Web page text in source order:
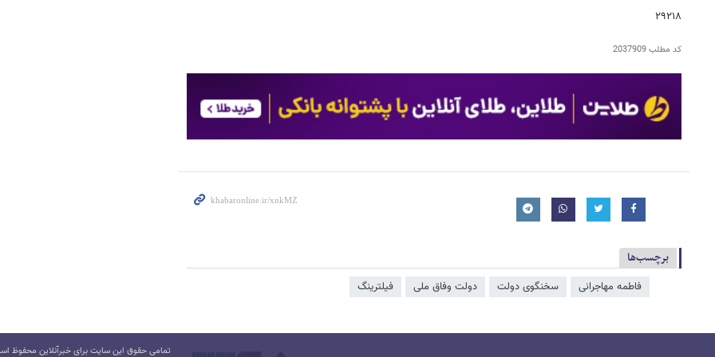
۲۹۲۱۸
کد مطلب2037909
برچسب‌ها
فاطمه مهاجرانی سخنگوی دولت دولت وفاق ملی فیلترینگ
تمامی حقوق این سایت برای خبرآنلاین محفوظ